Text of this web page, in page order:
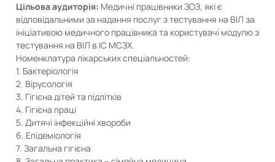
Цільова аудиторія: Медичні працівники ЗОЗ, які є
відповідальними за надання послуг з тестування на ВІЛ за
ініціативою медичного працівника та користувачі модулю з
тестування на ВІЛ в ІС МСЗХ.
Номенклатура лікарських спеціальностей:
1. Бактеріологія
2. Вірусологія
3. Гігієна дітей та підлітків
4. Гігієна праці
5. Дитячі інфекційні хвороби
6. Епідеміологія
7. Загальна гігієна